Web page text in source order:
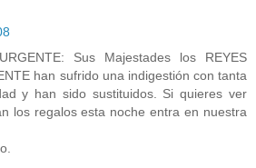
Sus Majestades los REYES
han sufrido una indigestión con tanta
y han sido sustituidos. Si quieres ver
los regalos esta noche entra en nuestra